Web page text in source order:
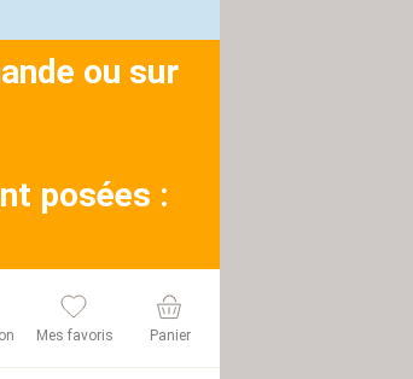
ou sur
posées :
Mes favoris Panier